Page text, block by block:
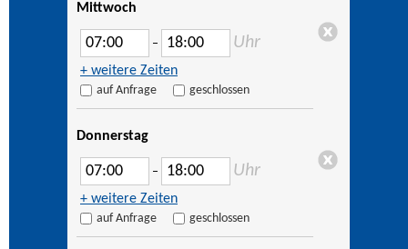
Mittwoch
– Uhr
+ weitere Zeiten
auf Anfrage geschlossen
Donnerstag
– Uhr
+ weitere Zeiten
auf Anfrage geschlossen